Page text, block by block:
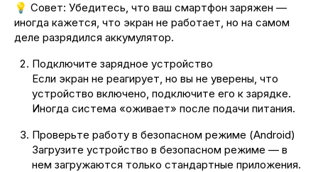
💡 Совет: Убедитесь, что ваш смартфон заряжен —
иногда кажется, что экран не работает, но на самом
деле разрядился аккумулятор.
Подключите зарядное устройство
Если экран не реагирует, но вы не уверены, что
устройство включено, подключите его к зарядке.
Иногда система «оживает» после подачи питания.
Проверьте работу в безопасном режиме (Android)
Загрузите устройство в безопасном режиме — в
нем загружаются только стандартные приложения.